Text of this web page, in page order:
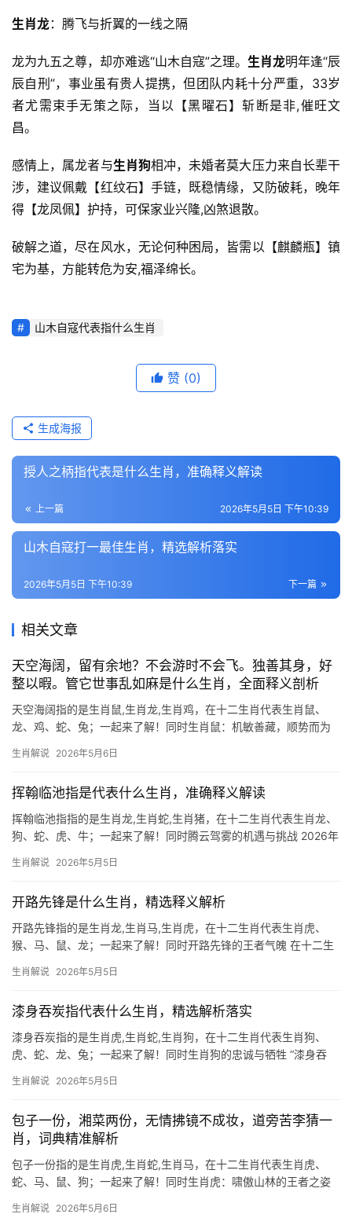
生肖龙：腾飞与折翼的一线之隔
龙为九五之尊，却亦难逃“山木自寇”之理。 生肖龙明年逢“辰
辰自刑”，事业虽有贵人提携，但团队内耗十分严重，33岁
者尤需束手无策之际，当以【黑曜石】斩断是非,催旺文
昌。
感情上，属龙者与生肖狗相冲，未婚者莫大压力来自长辈干
涉，建议佩戴【红纹石】手链，既稳情缘，又防破耗，晚年
得【龙凤佩】护持，可保家业兴隆,凶煞退散。
破解之道，尽在风水，无论何种困局，皆需以【麒麟瓶】镇
宅为基，方能转危为安,福泽绵长。
山木自寇代表指什么生肖
赞 (0)
生成海报
授人之柄指代表是什么生肖，准确释义解读
上一篇 2026年5月5日 下午10:39
山木自寇打一最佳生肖，精选解析落实
下一篇
2026年5月5日 下午10:39
相关文章
天空海阔，留有余地？不会游时不会飞。独善其身，好
整以暇。管它世事乱如麻是什么生肖，全面释义剖析
天空海阔指的是生肖鼠,生肖龙,生肖鸡，在十二生肖代表生肖鼠、
龙、鸡、蛇、兔；一起来了解！同时生肖鼠：机敏善藏，顺势而为
弱小，实则拥有极强的适应力，正如俗语“不会游时不会飞”——在逆
生肖解说 2026年5月6日
挥翰临池指是代表什么生肖，准确释义解读
挥翰临池指指的是生肖龙,生肖蛇,生肖猪，在十二生肖代表生肖龙、
狗、蛇、虎、牛；一起来了解！同时腾云驾雾的机遇与挑战 2026年
后立”之象，部分人上半年会遭遇项目被抢、团队停滞的困境，尤其
生肖解说 2026年5月5日
开路先锋是什么生肖，精选释义解析
开路先锋指的是生肖龙,生肖马,生肖虎，在十二生肖代表生肖虎、
猴、马、鼠、龙；一起来了解！同时开路先锋的王者气魄 在十二生
性，虎为百兽之王，天生具备领导力与冒险精神，恰如事业中冲锋
生肖解说 2026年5月5日
漆身吞炭指代表什么生肖，精选解析落实
漆身吞炭指的是生肖虎,生肖蛇,生肖狗，在十二生肖代表生肖狗、
虎、蛇、龙、兔；一起来了解！同时生肖狗的忠诚与牺牲 “漆身吞
在生肖文化中，生肖狗与之最为契合，狗天性护主，甚至愿以命相
生肖解说 2026年5月5日
包子一份，湘菜两份，无情拂镜不成妆，道旁苦李猜一
肖，词典精准解析
包子一份指的是生肖虎,生肖蛇,生肖马，在十二生肖代表生肖虎、
蛇、马、鼠、狗；一起来了解！同时生肖虎：啸傲山林的王者之姿
生肖解说 2026年5月6日